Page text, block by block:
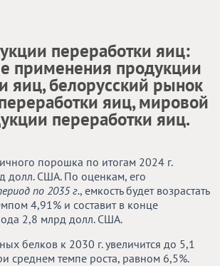
переработки яиц:
применения продукции
яиц, белорусский рынок
яиц, мировой
переработки яиц.
порошка по итогам 2024 г.
долл. США. По оценкам, его
по 2035 г., емкость будет возрастать
4,91% и составит в конце
2,8 млрд долл. США.
белков к 2030 г. увеличится до 5,1
среднем темпе роста, равном 6,5%.